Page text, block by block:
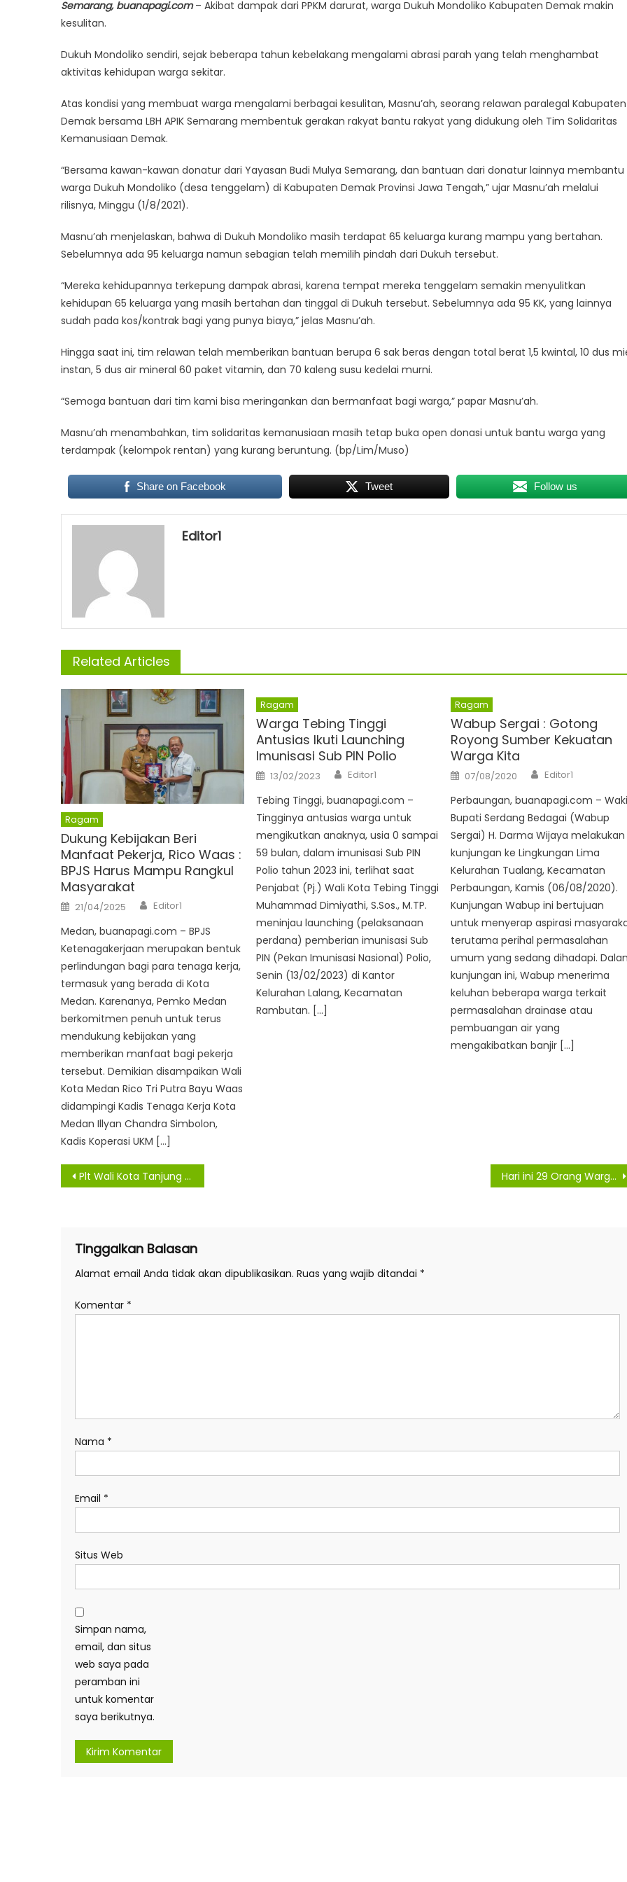
Semarang, buanapagi.com– Akibat dampak dari PPKM darurat, warga Dukuh Mondoliko Kabupaten Demak makin
kesulitan.
Dukuh Mondoliko sendiri, sejak beberapa tahun kebelakang mengalami abrasi parah yang telah menghambat
aktivitas kehidupan warga sekitar.
Atas kondisi yang membuat warga mengalami berbagai kesulitan, Masnu’ah, seorang relawan paralegal Kabupaten
Demak bersama LBH APIK Semarang membentuk gerakan rakyat bantu rakyat yang didukung oleh Tim Solidaritas
Kemanusiaan Demak.
“Bersama kawan-kawan donatur dari Yayasan Budi Mulya Semarang, dan bantuan dari donatur lainnya membantu
warga Dukuh Mondoliko (desa tenggelam) di Kabupaten Demak Provinsi Jawa Tengah,” ujar Masnu’ah melalui
rilisnya, Minggu (1/8/2021).
Masnu’ah menjelaskan, bahwa di Dukuh Mondoliko masih terdapat 65 keluarga kurang mampu yang bertahan.
Sebelumnya ada 95 keluarga namun sebagian telah memilih pindah dari Dukuh tersebut.
“Mereka kehidupannya terkepung dampak abrasi, karena tempat mereka tenggelam semakin menyulitkan
kehidupan 65 keluarga yang masih bertahan dan tinggal di Dukuh tersebut. Sebelumnya ada 95 KK, yang lainnya
sudah pada kos/kontrak bagi yang punya biaya,” jelas Masnu’ah.
Hingga saat ini, tim relawan telah memberikan bantuan berupa 6 sak beras dengan total berat 1,5 kwintal, 10 dus
instan, 5 dus air mineral 60 paket vitamin, dan 70 kaleng susu kedelai murni.
“Semoga bantuan dari tim kami bisa meringankan dan bermanfaat bagi warga,” papar Masnu’ah.
Masnu’ah menambahkan, tim solidaritas kemanusiaan masih tetap buka open donasi untuk bantu warga yang
terdampak (kelompok rentan) yang kurang beruntung. (bp/Lim/Muso)
Share on Facebook Tweet Follow us
Editor1
Related Articles
Ragam
Dukung Kebijakan Beri
Manfaat Pekerja, Rico Waas :
BPJS Harus Mampu Rangkul
Masyarakat
Posted
on
21/04/2025 Author
Editor1
Medan, buanapagi.com – BPJS
Ketenagakerjaan merupakan bentuk
perlindungan bagi para tenaga kerja,
termasuk yang berada di Kota
Medan. Karenanya, Pemko Medan
berkomitmen penuh untuk terus
mendukung kebijakan yang
memberikan manfaat bagi pekerja
tersebut. Demikian disampaikan Wali
Kota Medan Rico Tri Putra Bayu Waas
didampingi Kadis Tenaga Kerja Kota
Medan Illyan Chandra Simbolon,
Kadis Koperasi UKM […]
Ragam
Warga Tebing Tinggi
Antusias Ikuti Launching
Imunisasi Sub PIN Polio
Posted
on
13/02/2023 Author
Editor1
Tebing Tinggi, buanapagi.com –
Tingginya antusias warga untuk
mengikutkan anaknya, usia 0 sampai
59 bulan, dalam imunisasi Sub PIN
Polio tahun 2023 ini, terlihat saat
Penjabat (Pj.) Wali Kota Tebing Tinggi
Muhammad Dimiyathi, S.Sos., M.TP.
meninjau launching (pelaksanaan
perdana) pemberian imunisasi Sub
PIN (Pekan Imunisasi Nasional) Polio,
Senin (13/02/2023) di Kantor
Kelurahan Lalang, Kecamatan
Rambutan. […]
Ragam
Wabup Sergai : Gotong
Royong Sumber Kekuatan
Warga Kita
Posted
on
07/08/2020 Author
Editor1
Perbaungan, buanapagi.com –
Bupati Serdang Bedagai (Wabup
Sergai) H. Darma Wijaya melakukan
kunjungan ke Lingkungan Lima
Kelurahan Tualang, Kecamatan
Perbaungan, Kamis (06/08/2020).
Kunjungan Wabup ini bertujuan
untuk menyerap aspirasi
terutama perihal permasalahan
umum yang sedang dihadapi.
kunjungan ini, Wabup menerima
keluhan beberapa warga terkait
permasalahan drainase atau
pembuangan air yang
mengakibatkan banjir […]
Navigasi
Plt Wali Kota Tanjung Balai Intruksikan Lakukan Gotong Royong Bersihkan Drainase Hari ini 29 Orang Warga Asahan Konfirmasi Dan 5 Orang Meninggal Dunia
Tinggalkan Balasan
Alamat email Anda tidak akan dipublikasikan. Ruas yang wajib ditandai *
Komentar *
Nama *
Email *
Situs Web
Simpan nama,
email, dan situs
web saya pada
peramban ini
untuk komentar
saya berikutnya.